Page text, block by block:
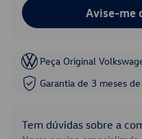
Avise-me
Peça Original
Garantia de 3 meses
Tem dúvidas sobre a